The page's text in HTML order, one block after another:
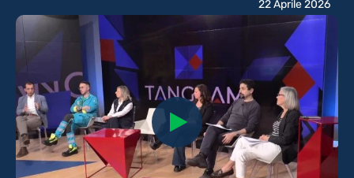
22 Aprile 2026